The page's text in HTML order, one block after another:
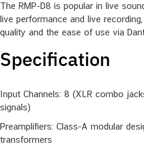
The RMP-D8 is popular in live
live performance and live
quality and the ease of use via
Specification
Input Channels: 8 (XLR combo
signals)
Preamplifiers: Class-A modular
transformers